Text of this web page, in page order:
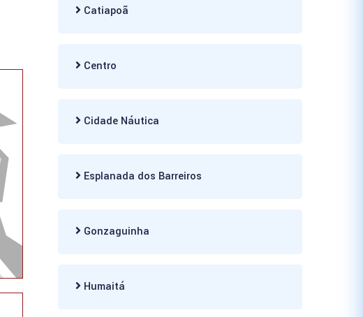
Catiapoã
Centro
Cidade Náutica
Esplanada dos Barreiros
Gonzaguinha
Humaitá